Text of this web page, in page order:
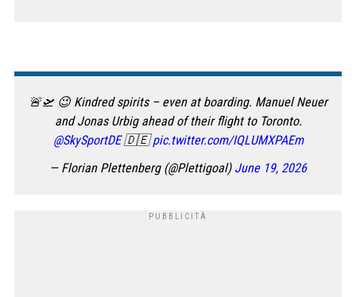
🚨🛫 😉 Kindred spirits – even at boarding. Manuel Neuer
and Jonas Urbig ahead of their flight to Toronto.
@SkySportDE🇩🇪pic.twitter.com/IQLUMXPAEm
— Florian Plettenberg (@Plettigoal) June 19, 2026